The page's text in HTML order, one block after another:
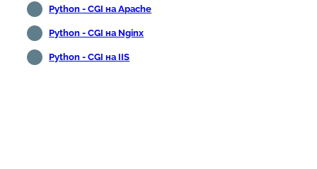
Python - CGI на Apache
Python - CGI на Nginx
Python - CGI на IIS